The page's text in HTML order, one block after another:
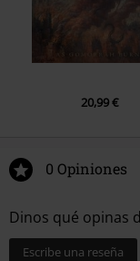
20,99 €
0 Opiniones
Dinos qué opinas
Escribe una reseña